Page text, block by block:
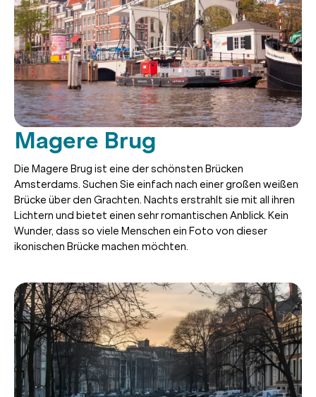
Magere Brug
Die Magere Brug ist eine der schönsten Brücken
Amsterdams. Suchen Sie einfach nach einer großen weißen
Brücke über den Grachten. Nachts erstrahlt sie mit all ihren
Lichtern und bietet einen sehr romantischen Anblick. Kein
Wunder, dass so viele Menschen ein Foto von dieser
ikonischen Brücke machen möchten.